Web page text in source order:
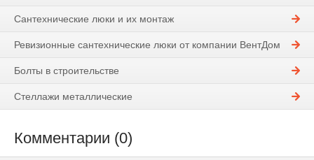
Сантехнические люки и их монтаж
Ревизионные сантехнические люки от компании ВентДом
Болты в строительстве
Стеллажи металлические
Комментарии (0)